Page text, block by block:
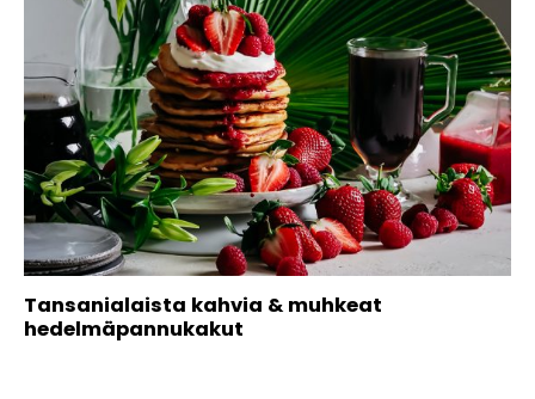
Tansanialaista kahvia & muhkeat
hedelmäpannukakut